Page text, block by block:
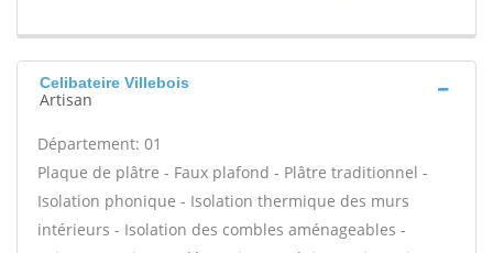
Celibateire Villebois
Artisan
Département: 01
Plaque de plâtre - Faux plafond - Plâtre traditionnel -
Isolation phonique - Isolation thermique des murs
intérieurs - Isolation des combles aménageables -